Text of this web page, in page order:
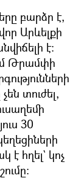
բարձր է,
Արևելքի
է։
Թրամփի
տուժել,
30
հղել` կոչ